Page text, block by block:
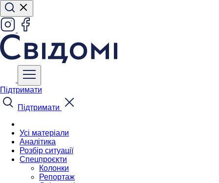
Підтримати
Підтримати
Усі матеріали
Аналітика
Розбір ситуації
Спецпроєкти
Колонки
Репортаж